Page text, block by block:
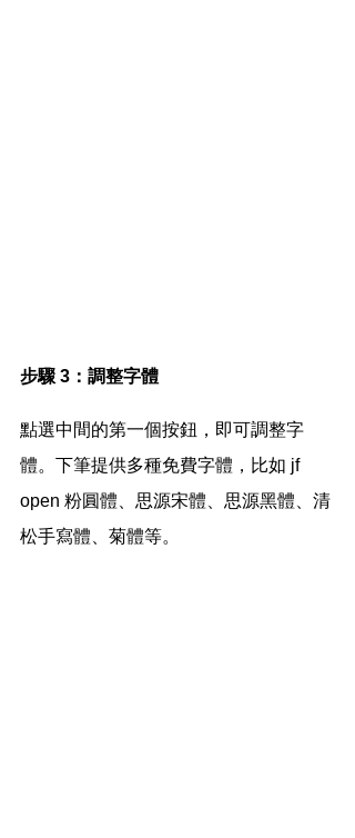
步驟 3：調整字體
點選中間的第一個按鈕，即可調整字
體。下筆提供多種免費字體，比如 jf
open 粉圓體、思源宋體、思源黑體、清
松手寫體、菊體等。